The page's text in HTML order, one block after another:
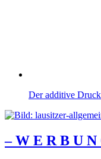
Der additive
– W Ε R Β U Ν